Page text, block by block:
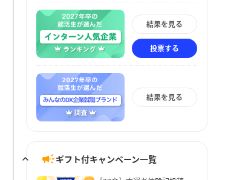
結果を見る
投票する
結果を見る
ギフト付キャンペーン一覧